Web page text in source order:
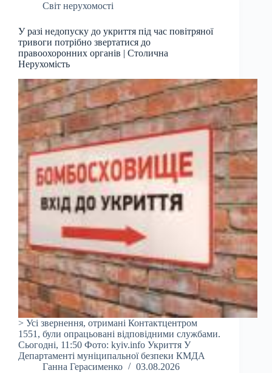
Світ нерухомості
У разі недопуску до укриття під час повітряної
тривоги потрібно звертатися до
правоохоронних органів | Столична
Нерухомість
> Усі звернення, отримані Контактцентром
1551, були опрацьовані відповідними службами.
Сьогодні, 11:50 Фото: kyiv.info Укриття У
Департаменті муніципальної безпеки КМДА
Ганна Герасименко
03.08.2026